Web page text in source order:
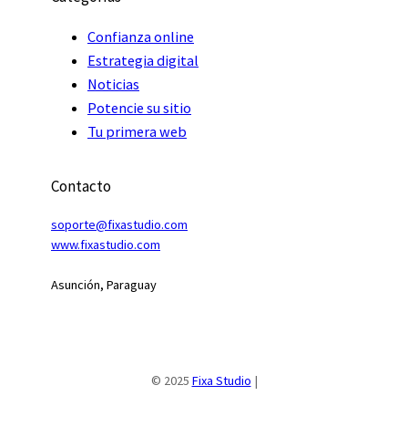
Confianza online
Estrategia digital
Noticias
Potencie su sitio
Tu primera web
Contacto
soporte@fixastudio.com
www.fixastudio.com
Asunción, Paraguay
© 2025 Fixa Studio |